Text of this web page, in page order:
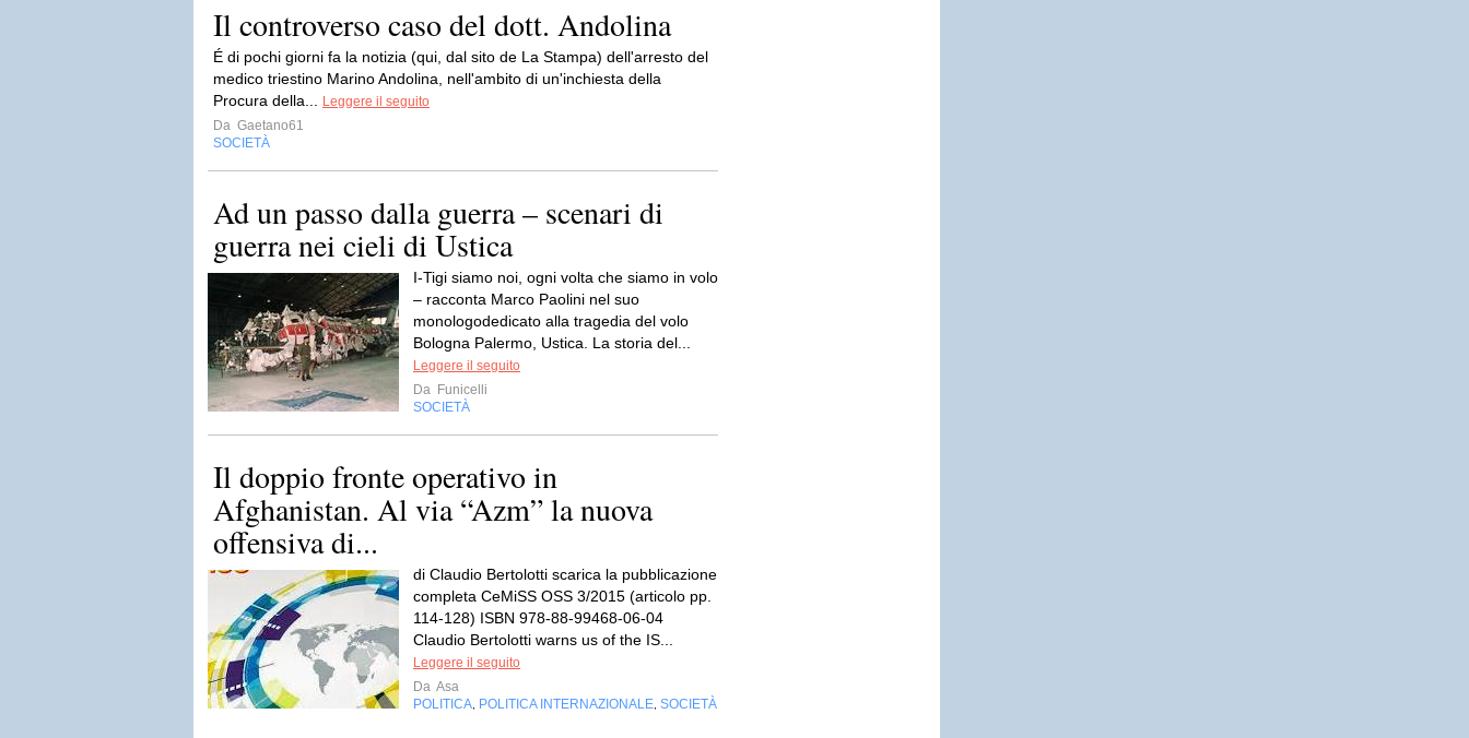
Il controverso caso del dott. Andolina
É di pochi giorni fa la notizia (qui, dal sito de La Stampa) dell'arresto del
medico triestino Marino Andolina, nell'ambito di un'inchiesta della
Procura della...
Leggere il seguito
Da Gaetano61
SOCIETÀ
Ad un passo dalla guerra – scenari di
guerra nei cieli di Ustica
I-Tigi siamo noi, ogni volta che siamo in volo
– racconta Marco Paolini nel suo
monologodedicato alla tragedia del volo
Bologna Palermo, Ustica. La storia del...
Leggere il seguito
Da Funicelli
SOCIETÀ
Il doppio fronte operativo in
Afghanistan. Al via “Azm” la nuova
offensiva di...
di Claudio Bertolotti scarica la pubblicazione
completa CeMiSS OSS 3/2015 (articolo pp.
114-128) ISBN 978-88-99468-06-04
Claudio Bertolotti warns us of the IS...
Leggere il seguito
Da Asa
POLITICA POLITICA INTERNAZIONALE SOCIETÀ